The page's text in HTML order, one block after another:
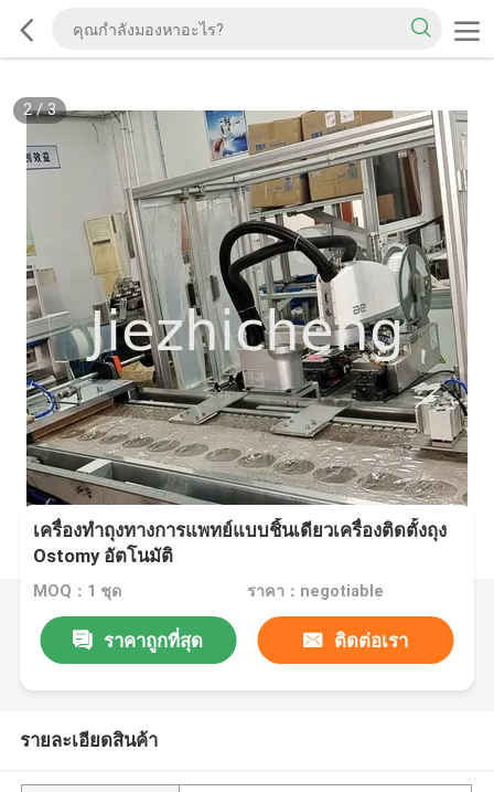
2/3
เครื่องทำถุงทางการแพทย์แบบชิ้นเดียวเครื่องติดตั้งถุง
Ostomy อัตโนมัติ
MOQ：1 ชุด ราคา：negotiable
ราคาถูกที่สุด ติดต่อเรา
รายละเอียดสินค้า